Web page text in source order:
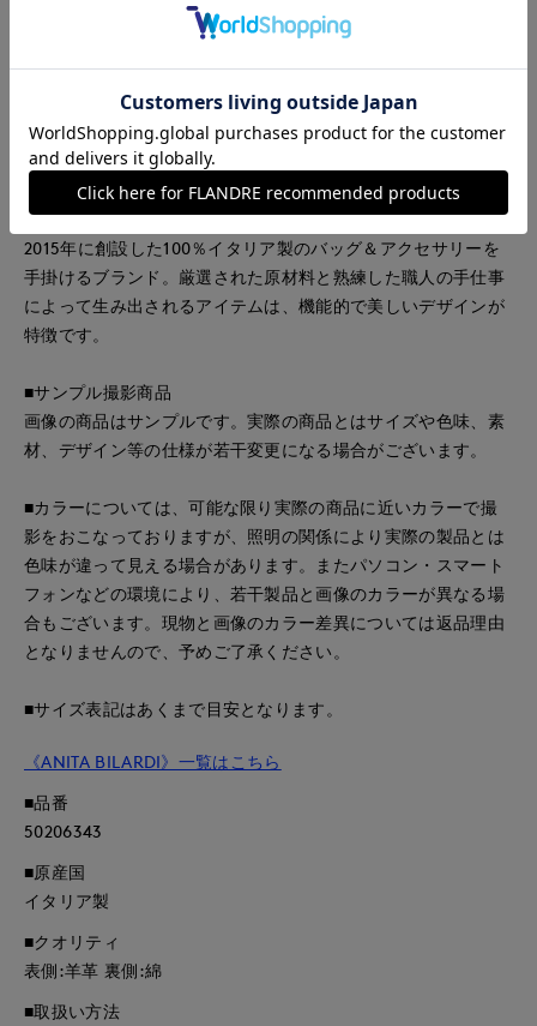
・内側ジップポケット
■メーカー表示
アイボリー：IVORY
ブラック：NERO
《ANITA BILARDI/アニタ ビラルデ》
2015年に創設した100％イタリア製のバッグ＆アクセサリーを
手掛けるブランド。厳選された原材料と熟練した職人の手仕事
によって生み出されるアイテムは、機能的で美しいデザインが
特徴です。
■サンプル撮影商品
画像の商品はサンプルです。実際の商品とはサイズや色味、素
材、デザイン等の仕様が若干変更になる場合がございます。
■カラーについては、可能な限り実際の商品に近いカラーで撮
影をおこなっておりますが、照明の関係により実際の製品とは
色味が違って見える場合があります。またパソコン・スマート
フォンなどの環境により、若干製品と画像のカラーが異なる場
合もございます。現物と画像のカラー差異については返品理由
となりませんので、予めご了承ください。
■サイズ表記はあくまで目安となります。
《ANITA BILARDI》一覧はこちら
■品番
50206343
■原産国
イタリア製
■クオリティ
表側:羊革 裏側:綿
■取扱い方法